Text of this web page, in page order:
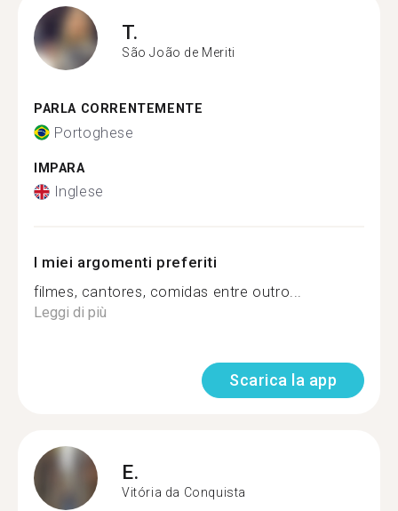
T.
São João de Meriti
PARLA CORRENTEMENTE
Portoghese
IMPARA
Inglese
I miei argomenti preferiti
filmes, cantores, comidas entre outro...
Leggi di più
Scarica la app
E.
Vitória da Conquista